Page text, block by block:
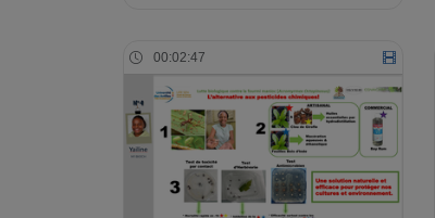
00:02:47